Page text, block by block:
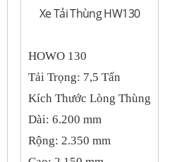
Xe Tải Thùng HW130
HOWO 130
Tải Trọng: 7,5 Tấn
Kích Thước Lòng Thùng
Dài: 6.200 mm
Rộng: 2.350 mm